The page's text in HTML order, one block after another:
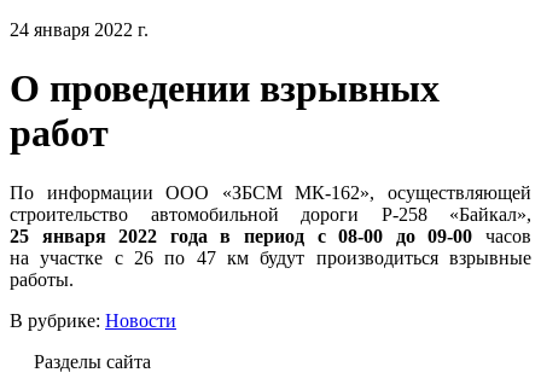
24 января 2022 г.
О проведении взрывных
работ
По информации ООО «ЗБСМ МК-162», осуществляющей
строительство автомобильной дороги Р-258 «Байкал»,
25 января 2022 года в период с 08-00 до 09-00 часов
на участке с 26 по 47 км будут производиться взрывные
работы.
В рубрике: Новости
Разделы сайта